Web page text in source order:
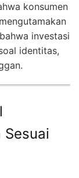
konsumen
investasi
identitas,
Sesuai